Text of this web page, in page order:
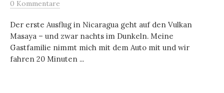
0 Kommentare
Der erste Ausflug in Nicaragua geht auf den Vulkan
Masaya – und zwar nachts im Dunkeln. Meine
Gastfamilie nimmt mich mit dem Auto mit und wir
fahren 20 Minuten ...